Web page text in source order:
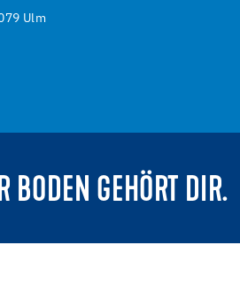
Ulm
BODEN GEHÖRT DIR.